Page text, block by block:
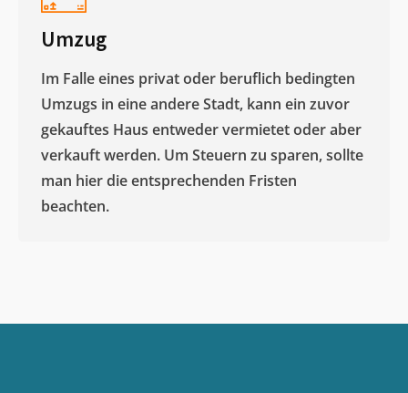
Umzug
Im Falle eines privat oder beruflich bedingten
Umzugs in eine andere Stadt, kann ein zuvor
gekauftes Haus entweder vermietet oder aber
verkauft werden. Um Steuern zu sparen, sollte
man hier die entsprechenden Fristen
beachten.